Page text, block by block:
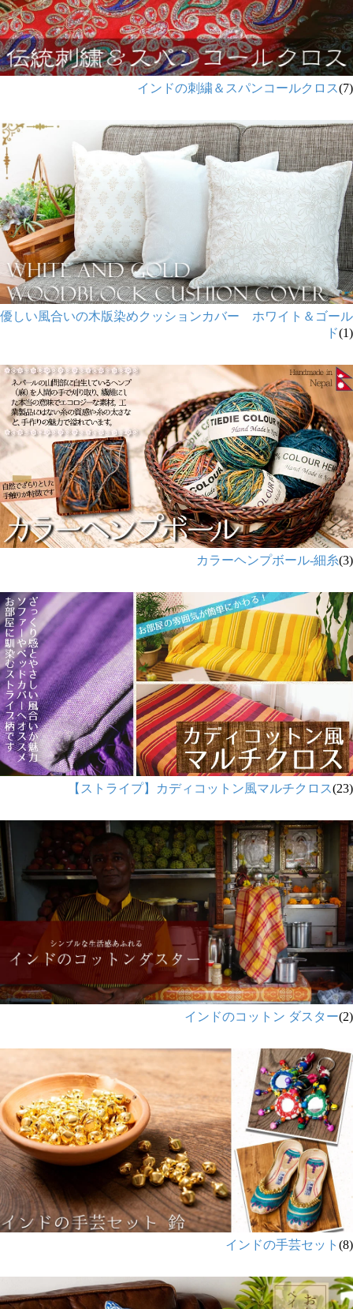
インドの刺繍＆スパンコールクロス(7)
優しい風合いの木版染めクッションカバー ホワイト＆ゴール
ド(1)
カラーヘンプボール-細糸(3)
【ストライプ】カディコットン風マルチクロス(23)
インドのコットン ダスター(2)
インドの手芸セット (8)